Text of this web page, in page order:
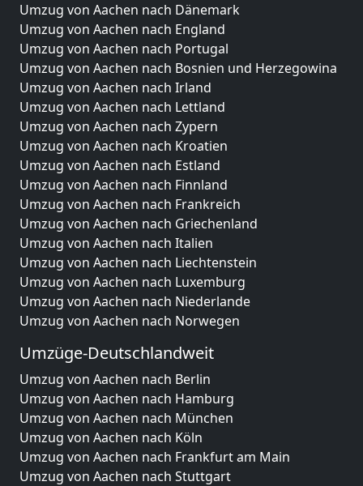
Umzug von Aachen nach Dänemark
Umzug von Aachen nach England
Umzug von Aachen nach Portugal
Umzug von Aachen nach Bosnien und Herzegowina
Umzug von Aachen nach Irland
Umzug von Aachen nach Lettland
Umzug von Aachen nach Zypern
Umzug von Aachen nach Kroatien
Umzug von Aachen nach Estland
Umzug von Aachen nach Finnland
Umzug von Aachen nach Frankreich
Umzug von Aachen nach Griechenland
Umzug von Aachen nach Italien
Umzug von Aachen nach Liechtenstein
Umzug von Aachen nach Luxemburg
Umzug von Aachen nach Niederlande
Umzug von Aachen nach Norwegen
Umzüge-Deutschlandweit
Umzug von Aachen nach Berlin
Umzug von Aachen nach Hamburg
Umzug von Aachen nach München
Umzug von Aachen nach Köln
Umzug von Aachen nach Frankfurt am Main
Umzug von Aachen nach Stuttgart